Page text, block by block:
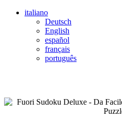
italiano
Deutsch
English
español
français
português